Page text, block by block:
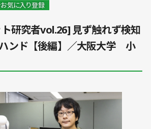
気に入り登録
研究者vol.26] 見ず触れず検知
ンド【後編】／大阪大学 小